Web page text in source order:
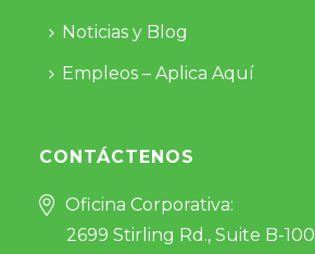
Noticias y Blog
Empleos – Aplica Aquí
CONTÁCTENOS
Oficina Corporativa:
2699 Stirling Rd., Suite B-100